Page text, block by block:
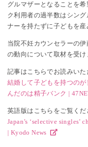
グルマザーとなることを
ク利用者の過半数はシン
ナーを持たずに子どもを産
当院不妊カウンセラーの
の動向について取材を受け
記事はこちらでお読みいた
結婚して子どもを持つの
んだのは精子バンク |
英語版はこちらをご覧くだ
Japan’s ‘selective singles’
| Kyodo News